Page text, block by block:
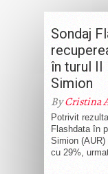
Sondaj
în turul II
Simion
ByCristina
Potrivit
Flashdata în
Simion
cu 29%,